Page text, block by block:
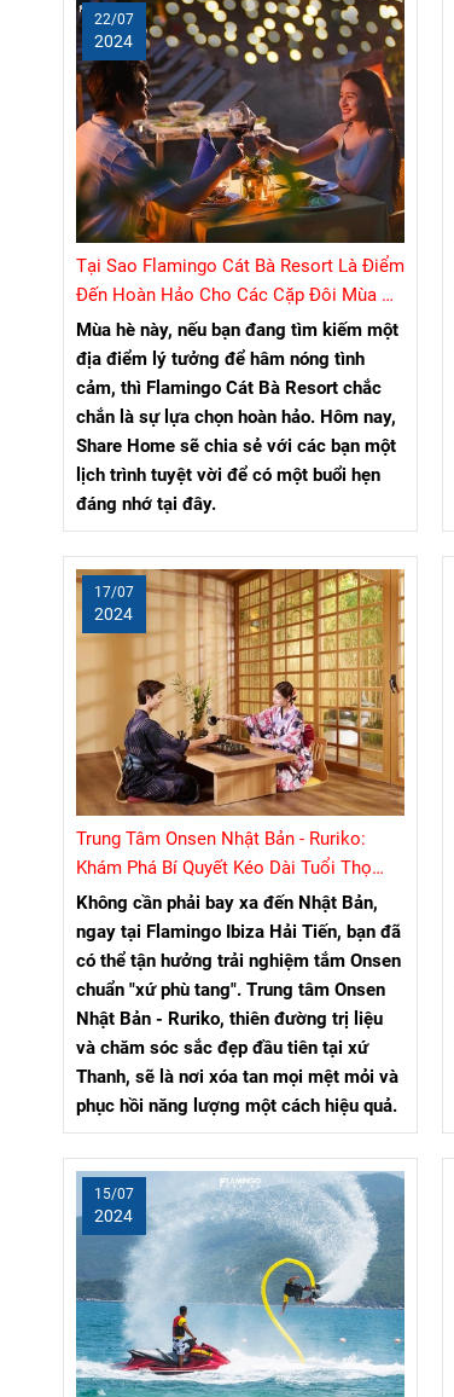
Tại Sao Flamingo Cát Bà Resort Là Điểm
Đến Hoàn Hảo Cho Các Cặp Đôi Mùa Hè
Này?
22/07
2024
Mùa hè này, nếu bạn đang tìm kiếm một
địa điểm lý tưởng để hâm nóng tình
cảm, thì Flamingo Cát Bà Resort chắc
chắn là sự lựa chọn hoàn hảo. Hôm nay,
Share Home sẽ chia sẻ với các bạn một
lịch trình tuyệt vời để có một buổi hẹn
đáng nhớ tại đây.
Trung Tâm Onsen Nhật Bản - Ruriko:
Khám Phá Bí Quyết Kéo Dài Tuổi Thọ
Của Người Nhật
17/07
2024
Không cần phải bay xa đến Nhật Bản,
ngay tại Flamingo Ibiza Hải Tiến, bạn đã
có thể tận hưởng trải nghiệm tắm Onsen
chuẩn "xứ phù tang". Trung tâm Onsen
Nhật Bản - Ruriko, thiên đường trị liệu
và chăm sóc sắc đẹp đầu tiên tại xứ
Thanh, sẽ là nơi xóa tan mọi mệt mỏi và
phục hồi năng lượng một cách hiệu quả.
15/07
2024